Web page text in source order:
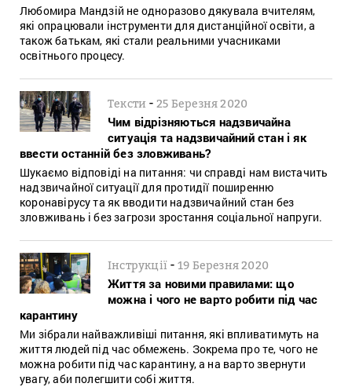
Любомира Мандзій не одноразово дякувала вчителям,
які опрацювали інструменти для дистанційної освіти, а
також батькам, які стали реальними учасниками
освітнього процесу.
Тексти -25 Березня 2020
Чим відрізняються надзвичайна
ситуація та надзвичайний стан і як
ввести останній без зловживань?
Шукаємо відповіді на питання: чи справді нам вистачить
надзвичайної ситуації для протидії поширенню
коронавірусу та як вводити надзвичайний стан без
зловживань і без загрози зростання соціальної напруги.
Інструкції - 19 Березня 2020
Життя за новими правилами: що
можна і чого не варто робити під час
карантину
Ми зібрали найважливіші питання, які впливатимуть на
життя людей під час обмежень. Зокрема про те, чого не
можна робити під час карантину, а на варто звернути
увагу, аби полегшити собі життя.